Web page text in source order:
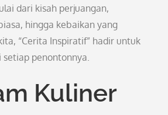
dari kisah perjuangan,
hingga kebaikan yang
“Cerita Inspiratif” hadir untuk
penontonnya.
Kuliner